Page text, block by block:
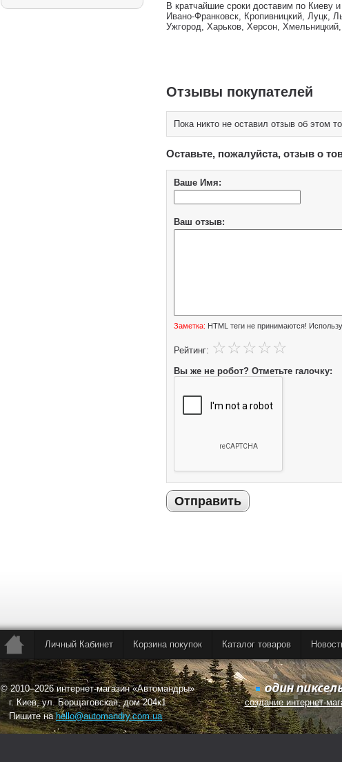
В кратчайшие сроки доставим по Киеву
Ивано-Франковск, Кропивницкий, Луцк,
Ужгород, Харьков, Херсон,
Отзывы покупателей
Пока никто не оставил отзыв об этом
Оставьте, пожалуйста, отзыв о
Ваше Имя:
Ваш отзыв:
Заметка: HTML теги не принимаются!
Рейтинг:
Вы же не робот? Отметьте галочку:
Отправить
Личный Кабинет Корзина покупок Каталог товаров
© 2010–2026 интернет-магазин «Автомандры»
г. Киев, ул. Борщаговская, дом 204к1
Пишите наhello@automandry.com.ua
создание интернет-